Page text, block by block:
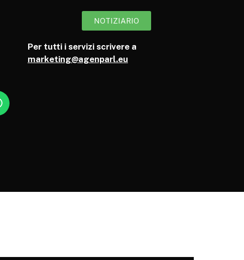
NOTIZIARIO
Per tutti i servizi scrivere a
marketing@agenparl.eu